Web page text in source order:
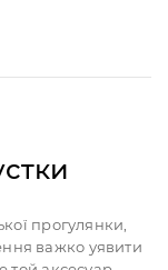
прогулянки,
важко уявити